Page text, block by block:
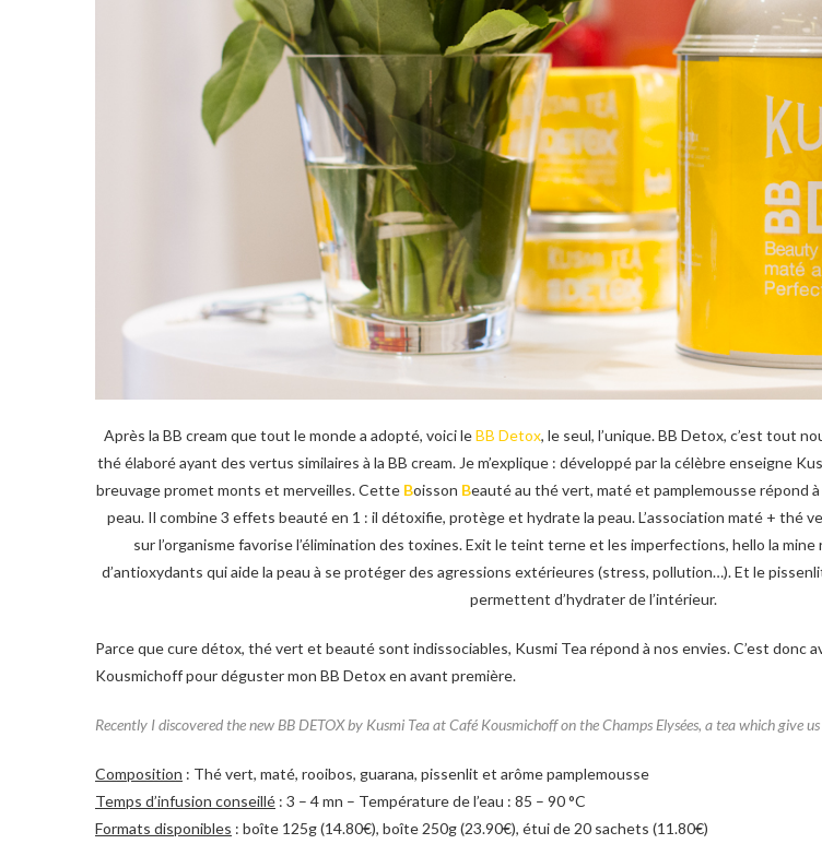
Après la BB cream que tout le monde a adopté, voici leBB Detox, le seul, l’unique. BB Detox, c’est tout
thé élaboré ayant des vertus similaires à la BB cream. Je m’explique : développé par la célèbre enseigne
breuvage promet monts et merveilles. Cette Boisson Beauté au thé vert, maté et pamplemousse répond
peau. Il combine 3 effets beauté en 1 : il détoxifie, protège et hydrate la peau. L’association maté + thé
sur l’organisme favorise l’élimination des toxines. Exit le teint terne et les imperfections, hello la
d’antioxydants qui aide la peau à se protéger des agressions extérieures (stress, pollution…). Et le
permettent d’hydrater de l’intérieur.
Parce que cure détox, thé vert et beauté sont indissociables, Kusmi Tea répond à nos envies. C’est donc
Kousmichoff pour déguster mon BB Detox en avant première.
Recently I discovered the new BB DETOX by Kusmi Tea at Café Kousmichoff on the Champs Elysées, a tea which give
Composition : Thé vert, maté, rooibos, guarana, pissenlit et arôme pamplemousse
Temps d’infusion conseillé : 3 – 4 mn – Température de l’eau : 85 – 90 °C
Formats disponibles : boîte 125g (14.80€), boîte 250g (23.90€), étui de 20 sachets (11.80€)